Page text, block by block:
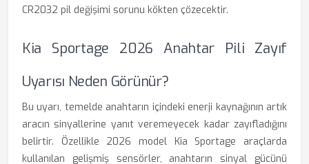
CR2032 pil değişimi sorunu kökten çözecektir.
Kia Sportage 2026 Anahtar Pili Zayıf
Uyarısı Neden Görünür?
Bu uyarı, temelde anahtarın içindeki enerji kaynağının artık
aracın sinyallerine yanıt veremeyecek kadar zayıfladığını
belirtir. Özellikle 2026 model Kia Sportage araçlarda
kullanılan gelişmiş sensörler, anahtarın sinyal gücünü